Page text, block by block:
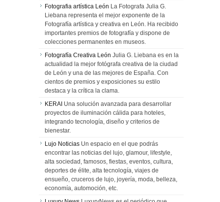
Fotografia artística León La Fotografa Julia G.
Liebana representa el mejor exponente de la
Fotografía artística y creativa en León. Ha recibido
importantes premios de fotografía y dispone de
colecciones permanentes en museos.
Fotografía Creativa León Julia G. Liebana es en la
actualidad la mejor fotógrafa creativa de la ciudad
de León y una de las mejores de España. Con
cientos de premios y exposiciones su estilo
destaca y la crítica la clama.
KERAI Una solución avanzada para desarrollar
proyectos de iluminación cálida para hoteles,
integrando tecnología, diseño y criterios de
bienestar.
Lujo Noticias Un espacio en el que podrás
encontrar las noticias del lujo, glamour, lifestyle,
alta sociedad, famosos, fiestas, eventos, cultura,
deportes de élite, alta tecnología, viajes de
ensueño, cruceros de lujo, joyería, moda, belleza,
economía, automoción, etc.